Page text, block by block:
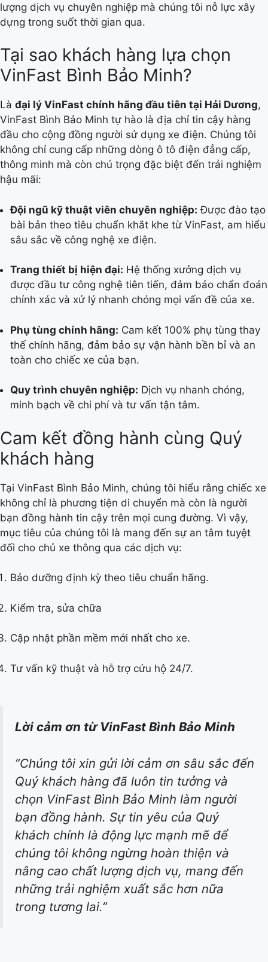
lượng dịch vụ chuyên nghiệp mà chúng tôi nỗ lực xây
dựng trong suốt thời gian qua.
Tại sao khách hàng lựa chọn
VinFast Bình Bảo Minh?
Là đại lý VinFast chính hãng đầu tiên tại Hải Dương,
VinFast Bình Bảo Minh tự hào là địa chỉ tin cậy hàng
đầu cho cộng đồng người sử dụng xe điện. Chúng tôi
không chỉ cung cấp những dòng ô tô điện đẳng cấp,
thông minh mà còn chú trọng đặc biệt đến trải nghiệm
hậu mãi:
Đội ngũ kỹ thuật viên chuyên nghiệp: Được đào tạo
bài bản theo tiêu chuẩn khắt khe từ VinFast, am hiểu
sâu sắc về công nghệ xe điện.
Trang thiết bị hiện đại: Hệ thống xưởng dịch vụ
được đầu tư công nghệ tiên tiến, đảm bảo chẩn đoán
chính xác và xử lý nhanh chóng mọi vấn đề của xe.
Phụ tùng chính hãng: Cam kết 100% phụ tùng thay
thế chính hãng, đảm bảo sự vận hành bền bỉ và an
toàn cho chiếc xe của bạn.
Quy trình chuyên nghiệp: Dịch vụ nhanh chóng,
minh bạch về chi phí và tư vấn tận tâm.
Cam kết đồng hành cùng Quý
khách hàng
Tại VinFast Bình Bảo Minh, chúng tôi hiểu rằng chiếc xe
không chỉ là phương tiện di chuyển mà còn là người
bạn đồng hành tin cậy trên mọi cung đường. Vì vậy,
mục tiêu của chúng tôi là mang đến sự an tâm tuyệt
đối cho chủ xe thông qua các dịch vụ:
Bảo dưỡng định kỳ theo tiêu chuẩn hãng.
Kiểm tra, sửa chữa
Cập nhật phần mềm mới nhất cho xe.
Tư vấn kỹ thuật và hỗ trợ cứu hộ 24/7.
Lời cảm ơn từ VinFast Bình Bảo Minh
“Chúng tôi xin gửi lời cảm ơn sâu sắc đến
Quý khách hàng đã luôn tin tưởng và
chọn VinFast Bình Bảo Minh làm người
bạn đồng hành. Sự tin yêu của Quý
khách chính là động lực mạnh mẽ để
chúng tôi không ngừng hoàn thiện và
nâng cao chất lượng dịch vụ, mang đến
những trải nghiệm xuất sắc hơn nữa
trong tương lai.”